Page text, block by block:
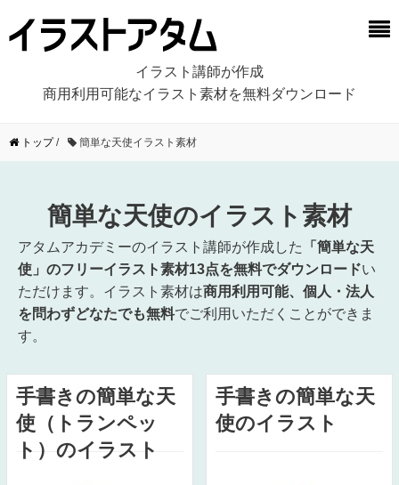
イラスト講師が作成
商用利用可能なイラスト素材を無料ダウンロード
トップ/ 簡単な天使イラスト素材
簡単な天使のイラスト素材
アタムアカデミーのイラスト講師が作成した
「簡単な天
使」のフリーイラスト素材13点を無料でダウンロードい
ただけます。イラスト素材は商用利用可能、個人・法人
を問わずどなたでも無料でご利用いただくことができま
す。
手書きの簡単な天
使（トランペッ
ト）のイラスト
手書きの簡単な天
使のイラスト